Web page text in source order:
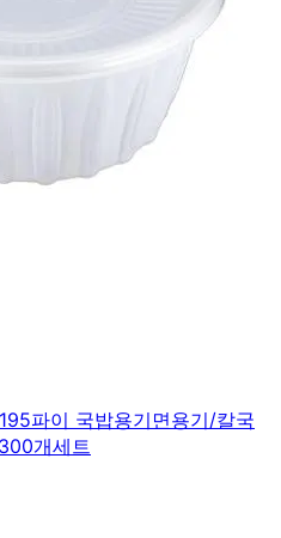
파이 국밥용기면용기/칼국
개세트